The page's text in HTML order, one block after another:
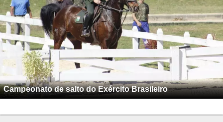
Campeonato de salto do Exército Brasileiro